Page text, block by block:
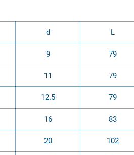
d L
9 79
11 79
12.5 79
16 83
20 102